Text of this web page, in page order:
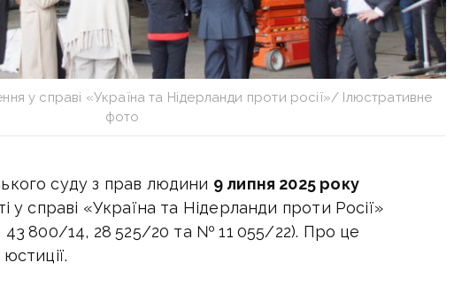
у справі «Україна та Нідерланди проти росії»/ Ілюстративне
фото
суду з прав людини 9 липня 2025 року
у справі «Україна та Нідерланди проти Росії»
800/14, 28 525/20 та № 11 055/22). Про це